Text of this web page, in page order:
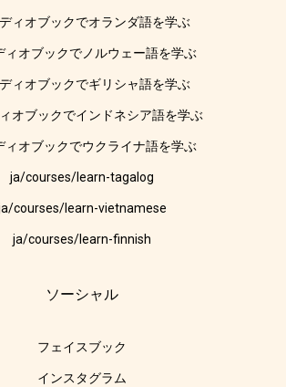
ィオブックでオランダ語を学ぶ
ィオブックでノルウェー語を学ぶ
ィオブックでギリシャ語を学ぶ
オブックでインドネシア語を学ぶ
ィオブックでウクライナ語を学ぶ
ja/courses/learn-tagalog
courses/learn-vietnamese
ja/courses/learn-finnish
ソーシャル
フェイスブック
インスタグラム